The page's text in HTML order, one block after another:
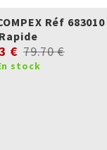
Réf 683010
Rapide
€ 79.70 €
stock